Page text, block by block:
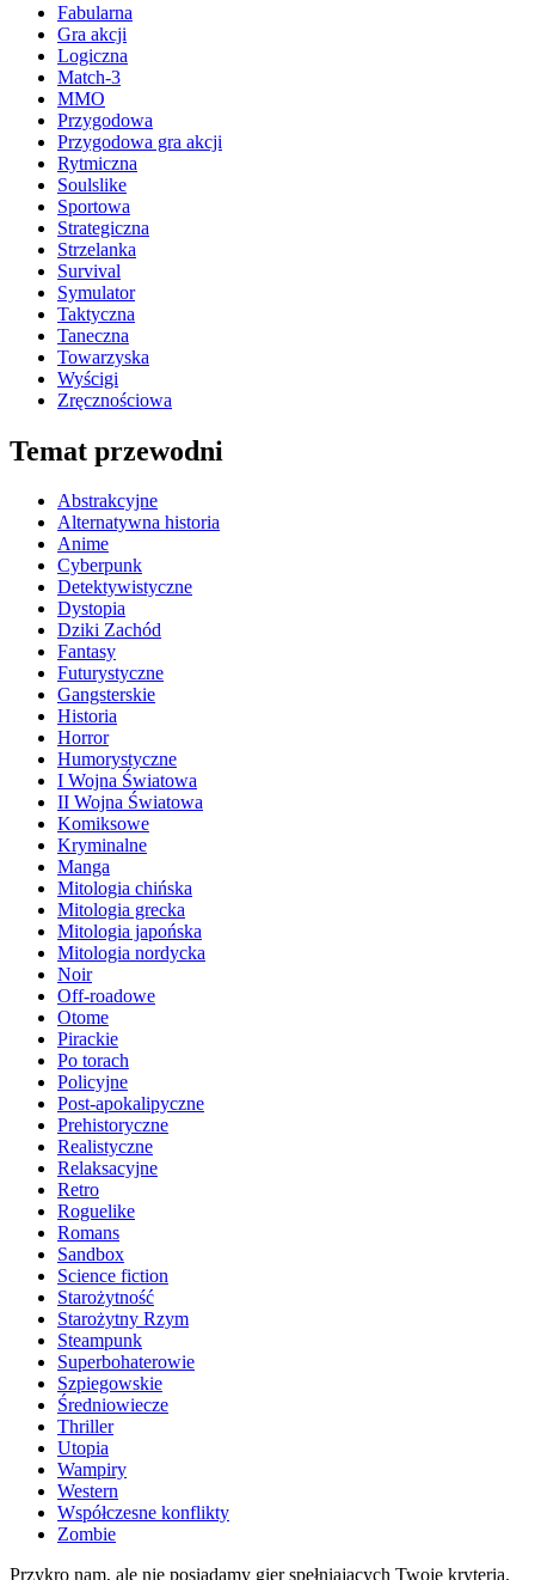
Fabularna
Gra akcji
Logiczna
Match-3
MMO
Przygodowa
Przygodowa gra akcji
Rytmiczna
Soulslike
Sportowa
Strategiczna
Strzelanka
Survival
Symulator
Taktyczna
Taneczna
Towarzyska
Wyścigi
Zręcznościowa
Temat przewodni
Abstrakcyjne
Alternatywna historia
Anime
Cyberpunk
Detektywistyczne
Dystopia
Dziki Zachód
Fantasy
Futurystyczne
Gangsterskie
Historia
Horror
Humorystyczne
I Wojna Światowa
II Wojna Światowa
Komiksowe
Kryminalne
Manga
Mitologia chińska
Mitologia grecka
Mitologia japońska
Mitologia nordycka
Noir
Off-roadowe
Otome
Pirackie
Po torach
Policyjne
Post-apokalipyczne
Prehistoryczne
Realistyczne
Relaksacyjne
Retro
Roguelike
Romans
Sandbox
Science fiction
Starożytność
Starożytny Rzym
Steampunk
Superbohaterowie
Szpiegowskie
Średniowiecze
Thriller
Utopia
Wampiry
Western
Współczesne konflikty
Zombie
Przykro nam, ale nie posiadamy gier spełniających Twoje kryteria.